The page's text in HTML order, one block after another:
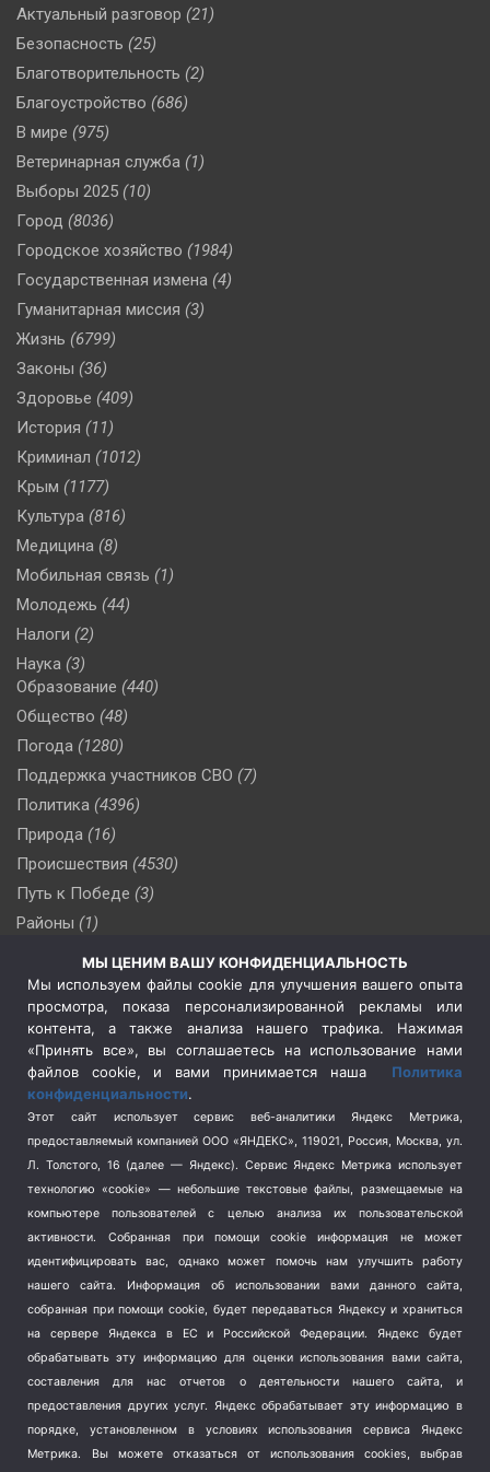
Актуальный разговор (21)
Безопасность (25)
Благотворительность (2)
Благоустройство (686)
В мире (975)
Ветеринарная служба (1)
Выборы 2025 (10)
Город (8036)
Городское хозяйство (1984)
Государственная измена (4)
Гуманитарная миссия (3)
Жизнь (6799)
Законы (36)
Здоровье (409)
История (11)
Криминал (1012)
Крым (1177)
Культура (816)
Медицина (8)
Мобильная связь (1)
Молодежь (44)
Налоги (2)
Наука (3)
Образование (440)
Общество (48)
Погода (1280)
Поддержка участников СВО (7)
Политика (4396)
Природа (16)
Происшествия (4530)
Путь к Победе (3)
Районы (1)
(510)
Сельское хозяйство (3)
Социальная политика
(3)
Спецоперация в Украине
Спецоперация на Украине
(404)
Спорт (740)
Терроризм (1)
Транспорт (262)
Туризм (178)
Школа и спорт (2)
Экология (8)
Экономика (1172)
МЫ ЦЕНИМ ВАШУ КОНФИДЕНЦИАЛЬНОСТЬ
Мы используем файлы cookie для улучшения вашего опыта
просмотра, показа персонализированной рекламы или
контента, а также анализа нашего трафика. Нажимая
«Принять все», вы соглашаетесь на использование нами
файлов cookie, и вами принимается наша Политика
конфиденциальности.
Этот сайт использует сервис веб-аналитики Яндекс Метрика,
предоставляемый компанией ООО «ЯНДЕКС», 119021, Россия, Москва, ул.
Л. Толстого, 16 (далее — Яндекс). Сервис Яндекс Метрика использует
технологию «cookie» — небольшие текстовые файлы, размещаемые на
компьютере пользователей с целью анализа их пользовательской
активности.
Собранная при помощи cookie информация не может
идентифицировать вас, однако может помочь нам улучшить работу
нашего сайта. Информация об использовании вами данного сайта,
собранная при помощи cookie, будет передаваться Яндексу и храниться
на сервере Яндекса в ЕС и Российской Федерации. Яндекс будет
обрабатывать эту информацию для оценки использования вами сайта,
составления для нас отчетов о деятельности нашего сайта, и
предоставления других услуг. Яндекс обрабатывает эту информацию в
порядке, установленном в условиях использования сервиса Яндекс
Метрика.
Вы можете отказаться от использования cookies, выбрав